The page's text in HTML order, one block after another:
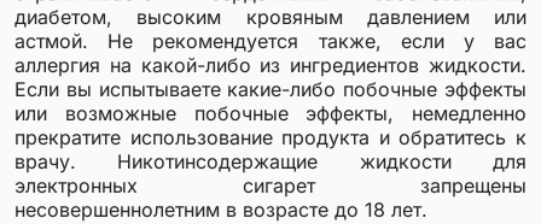
диабетом, высоким кровяным давлением или
астмой. Не рекомендуется также, если у вас
аллергия на какой-либо из ингредиентов жидкости.
Если вы испытываете какие-либо побочные эффекты
или возможные побочные эффекты, немедленно
прекратите использование продукта и обратитесь к
врачу. Никотинсодержащие жидкости для
электронных сигарет запрещены
несовершеннолетним в возрасте до 18 лет.